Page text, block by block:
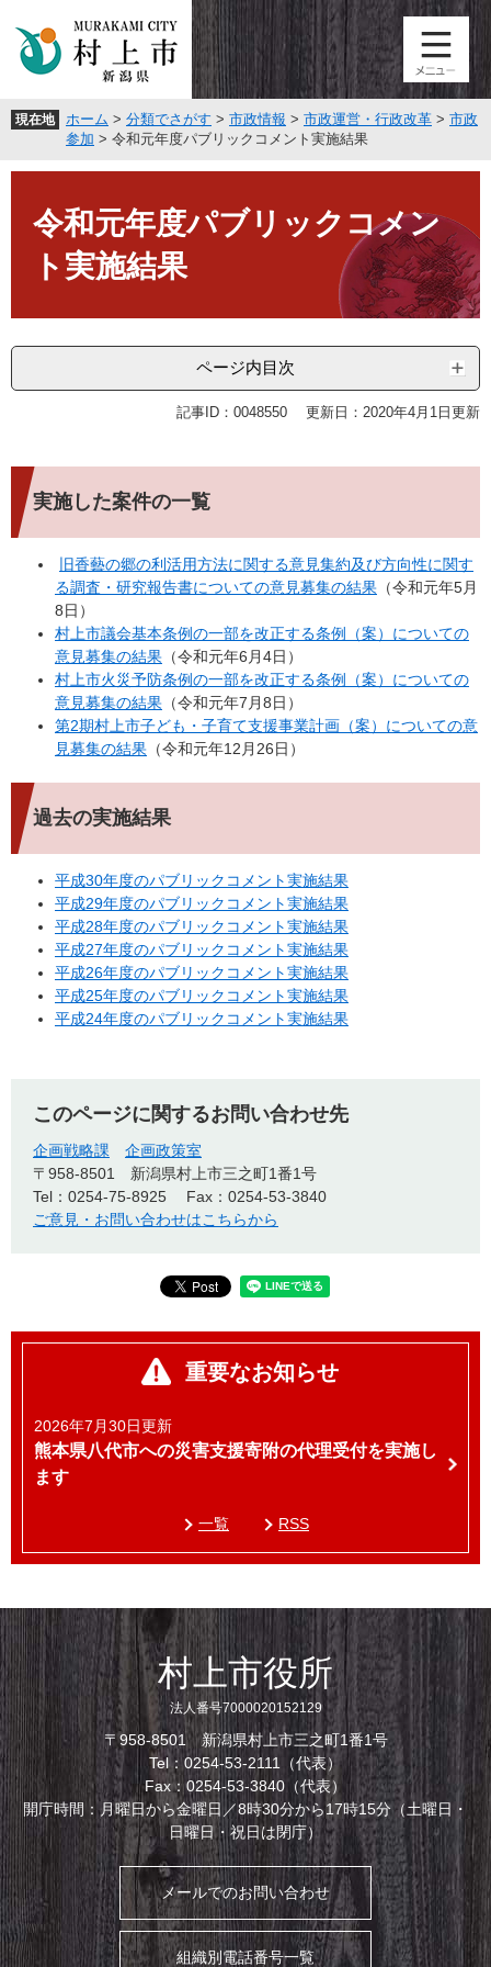
頭
す
飛
し
現在地 ホーム > 分類でさがす > 市政情報 > 市政運営・行政改革 > 市政
参加 > 令和元年度パブリックコメント実施結果
令和元年度パブリックコメン
ト実施結果
ページ内目次
記事ID：0048550 更新日：2020年4月1日更新
実施した案件の一覧
旧香藝の郷の利活用方法に関する意見集約及び方向性に関す
る調査・研究報告書についての意見募集の結果 （令和元年5月
8日）
村上市議会基本条例の一部を改正する条例（案）についての
意見募集の結果 （令和元年6月4日）
村上市火災予防条例の一部を改正する条例（案）についての
意見募集の結果 （令和元年7月8日）
第2期村上市子ども・子育て支援事業計画（案）についての意
見募集の結果 （令和元年12月26日）
過去の実施結果
平成30年度のパブリックコメント実施結果
平成29年度のパブリックコメント実施結果
平成28年度のパブリックコメント実施結果
平成27年度のパブリックコメント実施結果
平成26年度のパブリックコメント実施結果
平成25年度のパブリックコメント実施結果
平成24年度のパブリックコメント実施結果
このページに関するお問い合わせ先
企画戦略課
企画政策室
〒958-8501
新潟県村上市三之町1番1号
Tel：0254-75-8925
Fax：0254-53-3840
ご意見・お問い合わせはこちらから
重要なお知らせ
2026年7月30日更新
熊本県八代市への災害支援寄附の代理受付を実施し
ます
一覧 RSS
村上市役所
法人番号7000020152129
〒958-8501 新潟県村上市三之町1番1号
Tel：0254-53-2111（代表）
Fax：0254-53-3840（代表）
開庁時間：月曜日から金曜日／8時30分から17時15分（土曜日・
日曜日・祝日は閉庁）
メールでのお問い合わせ
組織別電話番号一覧